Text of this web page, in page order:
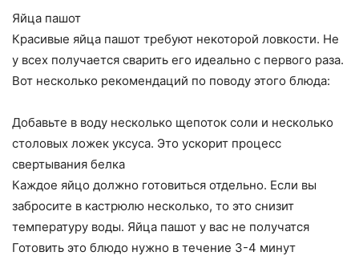
Яйца пашот
Красивые яйца пашот требуют некоторой ловкости. Не
у всех получается сварить его идеально с первого раза.
Вот несколько рекомендаций по поводу этого блюда:
Добавьте в воду несколько щепоток соли и несколько
столовых ложек уксуса. Это ускорит процесс
свертывания белка
Каждое яйцо должно готовиться отдельно. Если вы
забросите в кастрюлю несколько, то это снизит
температуру воды. Яйца пашот у вас не получатся
Готовить это блюдо нужно в течение 3-4 минут